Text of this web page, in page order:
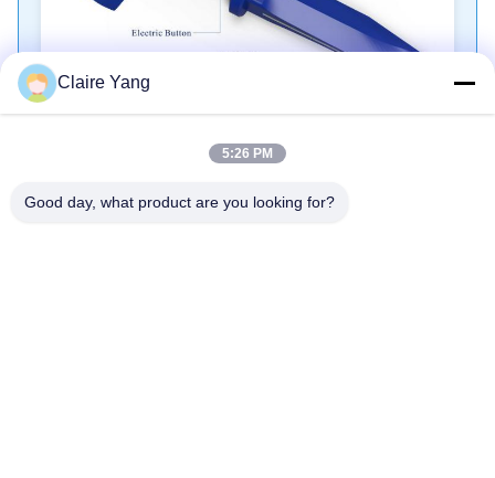
Rompi Kejut Listrik
Pisau Kejut Listrik Pisau Kejut Latihan
Claire Yang
5:26 PM
Good day, what product are you looking for?